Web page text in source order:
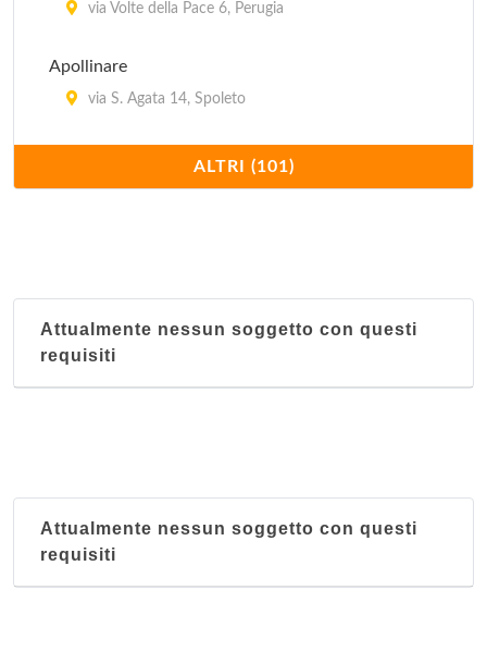
via Volte della Pace 6, Perugia
Apollinare
via S. Agata 14, Spoleto
via Garibaldi 73/A, Foligno
Bersaglio
Cacciatore
via Giulia 42, Spello
ALTRI (101)
Attualmente nessun soggetto con questi
requisiti
Attualmente nessun soggetto con questi
requisiti